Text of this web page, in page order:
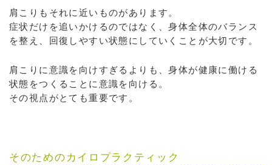
肩こりもそれに近いものがあります。
症状だけを追いかけるのではなく、身体全体のバランス
を整え、回復しやすい状態にしていくことが大切です。
肩こりに意識を向けすぎるよりも、身体が健康に働ける
状態をつくることに意識を向ける。
その視点がとても重要です。
そのためのカイロプラクティック